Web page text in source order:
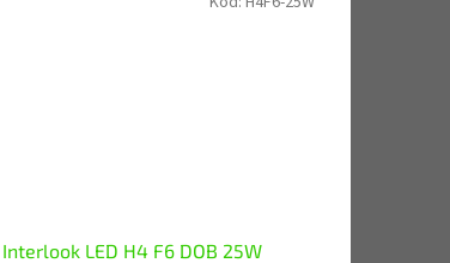
Interlook LED H4 F6 DOB 25W